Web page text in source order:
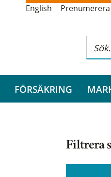
English Prenumerera
FÖRSÄKRING
Filtrera